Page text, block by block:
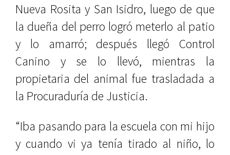
Nueva Rosita y San Isidro, luego de que
la dueña del perro logró meterlo al patio
y lo amarró; después llegó Control
Canino y se lo llevó, mientras la
propietaria del animal fue trasladada a
la Procuraduría de Justicia.
“Iba pasando para la escuela con mi hijo
y cuando vi ya tenía tirado al niño, lo